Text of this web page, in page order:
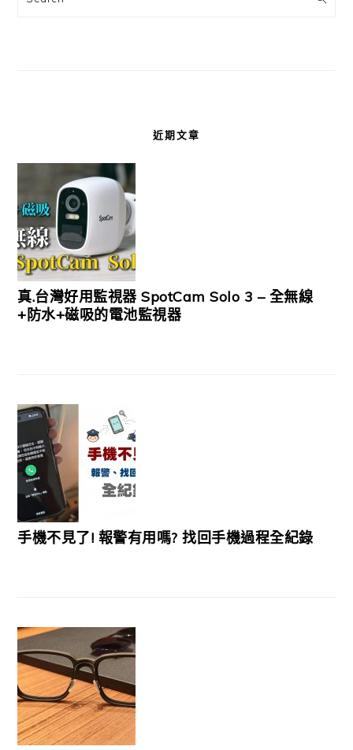
近期文章
真.台灣好用監視器 SpotCam Solo 3 – 全無線
+防水+磁吸的電池監視器
手機不見了! 報警有用嗎? 找回手機過程全紀錄